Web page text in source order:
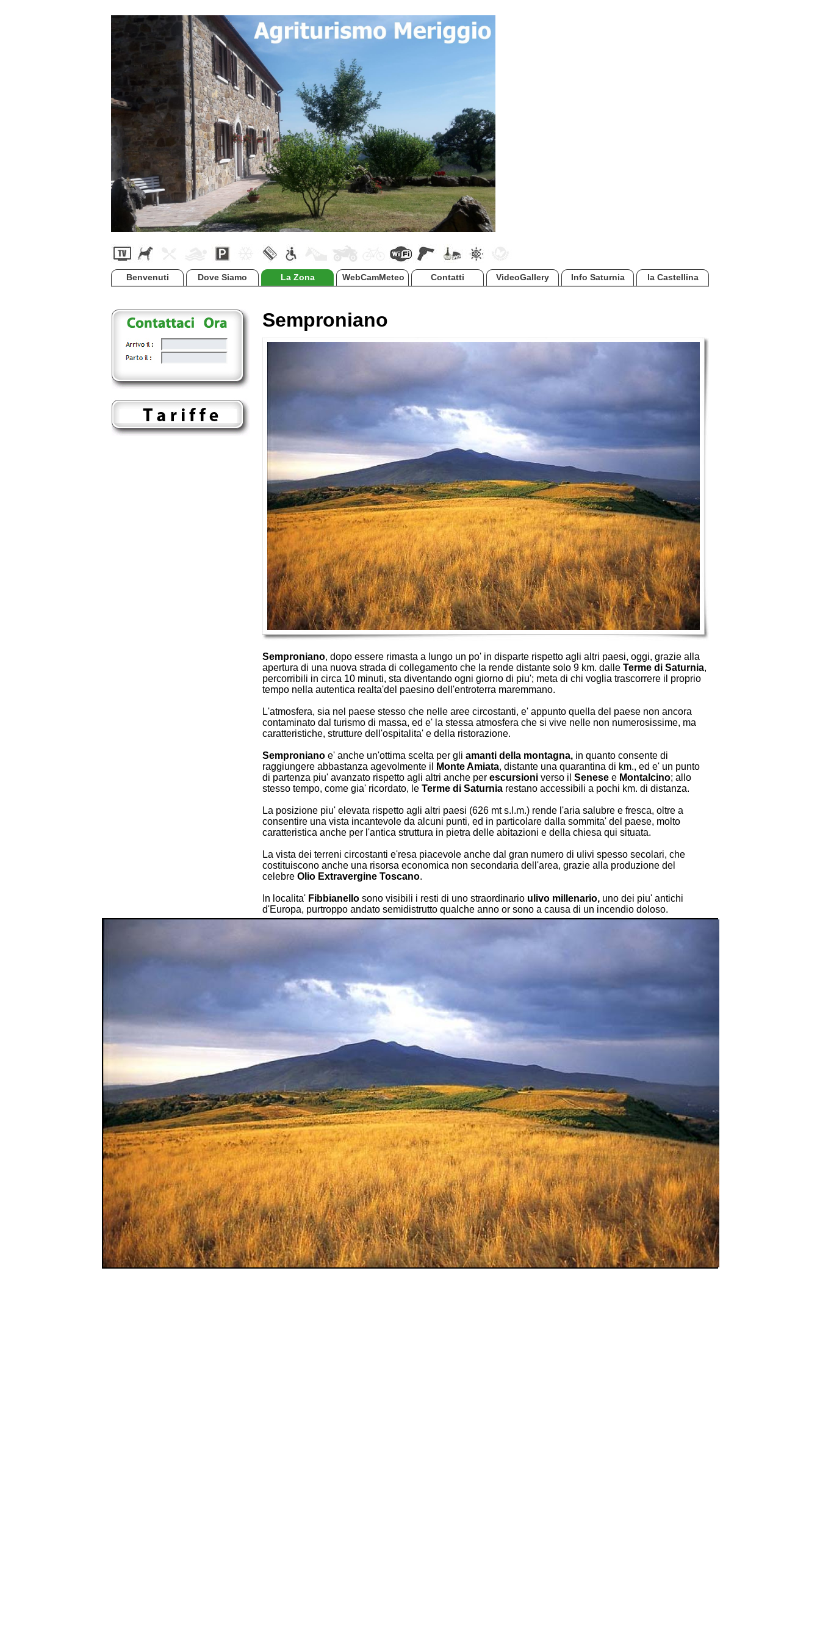
Benvenuti Dove Siamo La Zona WebCamMeteo Contatti VideoGallery Info Saturnia la Castellina
Semproniano
Semproniano, dopo essere rimasta a lungo un po' in disparte rispetto agli altri paesi, oggi, grazie alla
apertura di una nuova strada di collegamento che la rende distante solo 9 km. dalle Terme di Saturnia,
percorribili in circa 10 minuti, sta diventando ogni giorno di piu'; meta di chi voglia trascorrere il proprio
tempo nella autentica realta'del paesino dell'entroterra maremmano.
L'atmosfera, sia nel paese stesso che nelle aree circostanti, e' appunto quella del paese non ancora
contaminato dal turismo di massa, ed e' la stessa atmosfera che si vive nelle non numerosissime, ma
caratteristiche, strutture dell'ospitalita' e della ristorazione.
Semproniano e' anche un'ottima scelta per gli amanti della montagna, in quanto consente di
raggiungere abbastanza agevolmente il
Monte Amiata, distante una quarantina di km., ed e' un punto
di partenza piu' avanzato rispetto agli altri anche per escursioni verso il Senese e Montalcino; allo
stesso tempo, come gia' ricordato, le Terme di Saturnia restano accessibili a pochi km. di distanza.
La posizione piu' elevata rispetto agli altri paesi (626 mt s.l.m.) rende l'aria salubre e fresca, oltre a
consentire una vista incantevole da alcuni punti, ed in particolare dalla sommita' del paese, molto
caratteristica anche per l'antica struttura in pietra delle abitazioni e della chiesa qui situata.
La vista dei terreni circostanti e'resa piacevole anche dal gran numero di ulivi spesso secolari, che
costituiscono anche una risorsa economica non secondaria dell'area, grazie alla produzione del
celebre Olio Extravergine Toscano.
In localita' Fibbianello sono visibili i resti di uno straordinario ulivo millenario, uno dei piu' antichi
d'Europa, purtroppo andato semidistrutto qualche anno or sono a causa di un incendio doloso.